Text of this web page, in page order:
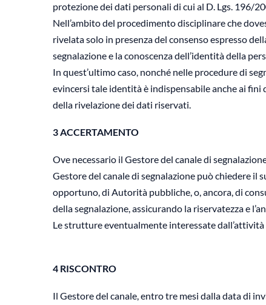
protezione dei dati personali di cui al D. Lgs. 196/
Nell’ambito del procedimento disciplinare che
rivelata solo in presenza del consenso espresso
segnalazione e la conoscenza dell’identità della
In quest’ultimo caso, nonché nelle procedure di
evincersi tale identità è indispensabile anche ai
della rivelazione dei dati riservati.
3 ACCERTAMENTO
Ove necessario il Gestore del canale di
Gestore del canale di segnalazione può chiedere
opportuno, di Autorità pubbliche, o, ancora, di
della segnalazione, assicurando la riservatezza e
Le strutture eventualmente interessate
4 RISCONTRO
Il Gestore del canale, entro tre mesi dalla data di